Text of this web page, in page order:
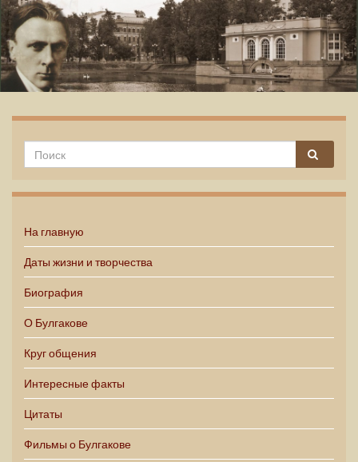
На главную
Даты жизни и творчества
Биография
О Булгакове
Круг общения
Интересные факты
Цитаты
Фильмы о Булгакове